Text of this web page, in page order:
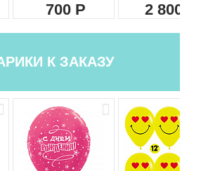
700 2 800
К ЗАКАЗУ